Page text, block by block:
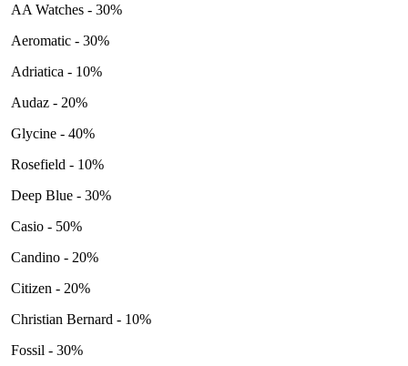
AA Watches - 30%
Aeromatic - 30%
Adriatica - 10%
Audaz - 20%
Glycine - 40%
Rosefield - 10%
Deep Blue - 30%
Casio - 50%
Candino - 20%
Citizen - 20%
Christian Bernard - 10%
Fossil - 30%